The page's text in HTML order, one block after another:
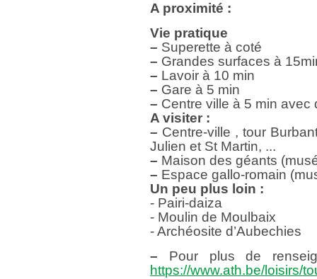
A proximité :
Vie pratique
– Superette à coté
– Grandes surfaces à
– Lavoir à 10 min
– Gare à 5 min
– Centre ville à 5 min
A visiter :
– Centre-ville , tour
Julien et St Martin, ...
– Maison des géants
– Espace gallo-romain
Un peu plus loin :
- Pairi-daiza
- Moulin de Moulbaix
- Archéosite d’Aubechies
– Pour plus de
https://www.ath.be/loisirs/